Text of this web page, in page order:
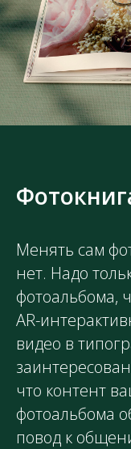
Менять сам
нет. Надо
фотоальбома,
AR-
видео в
что контент
фотоальбома
повод к